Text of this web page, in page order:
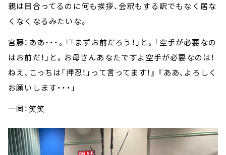
親は目合ってるのに何も挨拶、会釈もする訳でもなく居な
くなくなるみたいな。
宮藤：ああ・・・。『「まずお前だろう！」と。「空手が必要なの
はお前だ！」と。お母さんあなたですよ空手が必要なのは！
ねえ、こっちは「押忍！」って言ってます！』 『ああ、よろしく
お願いします・・・」
一同：笑笑